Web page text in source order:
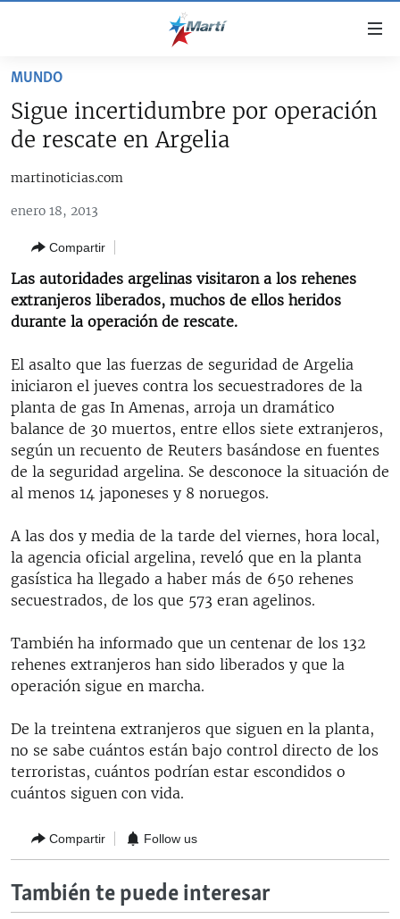
accesibilidad
contenido
navegación
CUBA
#11JCUBA, 5 AÑOS DESPUÉS
INFORME DEL DEPARTAMENTO DE ESTADO DE EEUU
SOBRE CUBA
AMÉRICA 250
INMIGRACIÓN
MUNDO
DEPORTES
ARTE Y ENTRETENIMIENTO
AUDIOVISUALES MARTÍ
RADIO MARTÍ
ESPECIALES
ESPECIALES
SER VIEJO EN CUBA
KENTU-CUBANO
LOS SANTOS DE HIALEAH
DESINFORMACIÓN RUSA EN AMÉRICA LATINA
LA INVASIÓN DE RUSIA A UCRANIA
MULTIMEDIA
SÍGUENOS
MUNDO
Sigue incertidumbre por operación
de rescate en Argelia
martinoticias.com
enero 18, 2013
Compartir
Las autoridades argelinas visitaron a los rehenes
extranjeros liberados, muchos de ellos heridos
durante la operación de rescate.
El asalto que las fuerzas de seguridad de Argelia
iniciaron el jueves contra los secuestradores de la
planta de gas In Amenas, arroja un dramático
balance de 30 muertos, entre ellos siete extranjeros,
según un recuento de Reuters basándose en fuentes
de la seguridad argelina. Se desconoce la situación de
al menos 14 japoneses y 8 noruegos.
A las dos y media de la tarde del viernes, hora local,
la agencia oficial argelina, reveló que en la planta
gasística ha llegado a haber más de 650 rehenes
secuestrados, de los que 573 eran agelinos.
También ha informado que un centenar de los 132
rehenes extranjeros han sido liberados y que la
operación sigue en marcha.
De la treintena extranjeros que siguen en la planta,
no se sabe cuántos están bajo control directo de los
terroristas, cuántos podrían estar escondidos o
cuántos siguen con vida.
Compartir Follow us
También te puede interesar